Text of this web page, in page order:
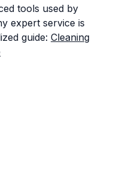
tools used by
expert service is
guide: Cleaning